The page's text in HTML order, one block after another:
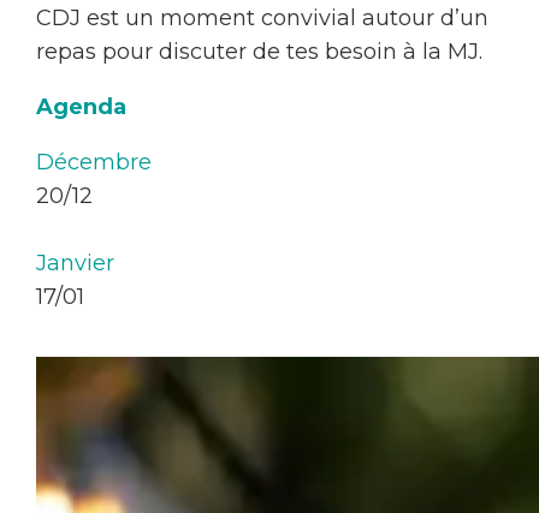
CDJ est un moment convivial autour d’un
repas pour discuter de tes besoin à la MJ.
Agenda
Décembre
20/12
Janvier
17/01